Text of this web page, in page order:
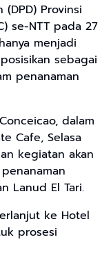
Provinsi
se-NTT pada 27
menjadi
sebagai
penanaman
dalam
Cafe, Selasa
kegiatan akan
Lanud El Tari.
ke Hotel
prosesi